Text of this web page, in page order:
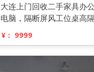
大连上门回收二手家具办
电脑，隔断屏风工位桌高
¥： 9999